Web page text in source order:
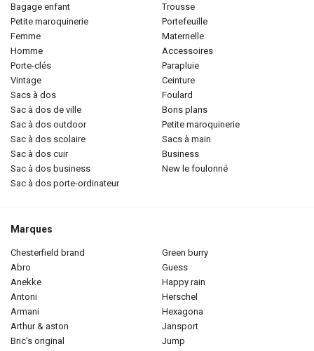
bagage enfant
petite maroquinerie
femme
homme
porte-clés
vintage
sacs à dos
sac à dos de ville
sac à dos outdoor
sac à dos scolaire
sac à dos cuir
sac à dos business
sac à dos porte-ordinateur
trousse
portefeuille
maternelle
accessoires
parapluie
ceinture
foulard
bons plans
petite maroquinerie
sacs à main
business
new le foulonné
Marques
chesterfield brand
abro
anekke
antoni
armani
arthur & aston
bric's original
green burry
guess
happy rain
herschel
hexagona
jansport
jump